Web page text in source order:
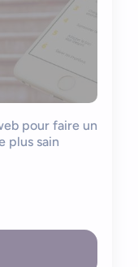
pour faire un
plus sain